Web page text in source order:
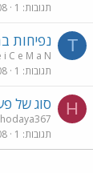
תגובות 1
T נפיחות
i C e M a N
תגובות 1
H סוג של
hodaya367
תגובות 1